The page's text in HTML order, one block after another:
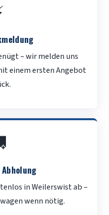
– wir melden uns
einem ersten Angebot
in Weilerswist ab –
wenn nötig.